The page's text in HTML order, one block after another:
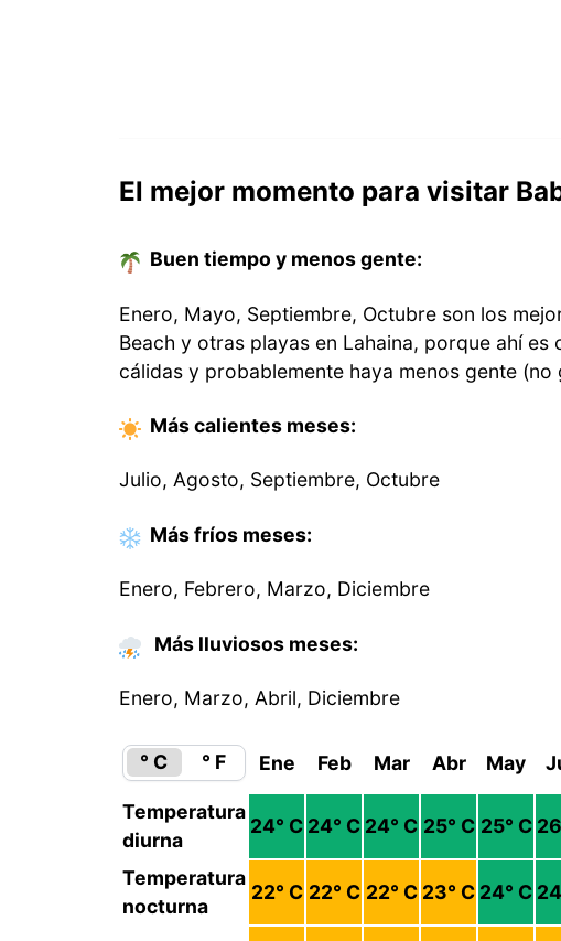
El mejor momento para visitar
Buen tiempo y menos gente:
Enero, Mayo, Septiembre, Octubre son los
Beach y otras playas en Lahaina, porque ahí es
cálidas y probablemente haya menos gente (no
Más calientes meses:
Julio, Agosto, Septiembre, Octubre
Más fríos meses:
Enero, Febrero, Marzo, Diciembre
Más lluviosos meses:
Enero, Marzo, Abril, Diciembre
° C ° F Ene Feb Mar Abr May
Temperatura
diurna
24° C 24° C 24° C 25° C 25° C 26
Temperatura
nocturna
22° C 22° C 22° C 23° C 24° C 24